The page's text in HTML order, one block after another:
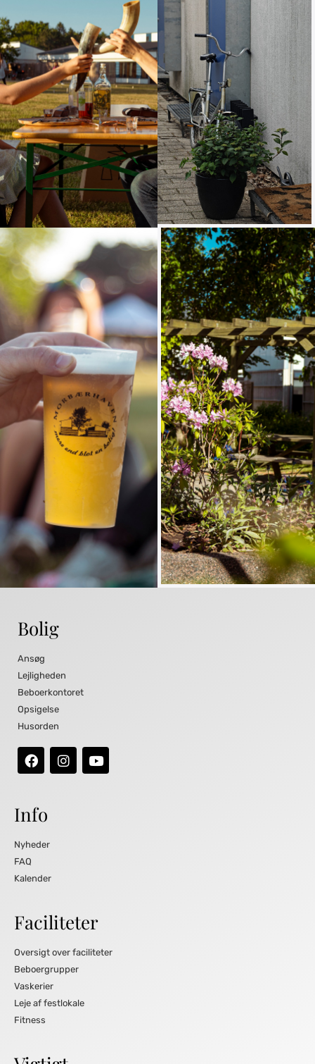
Bolig
Ansøg
Lejligheden
Beboerkontoret
Opsigelse
Husorden
Info
Nyheder
FAQ
Kalender
Faciliteter
Oversigt over faciliteter
Beboergrupper
Vaskerier
Leje af festlokale
Fitness